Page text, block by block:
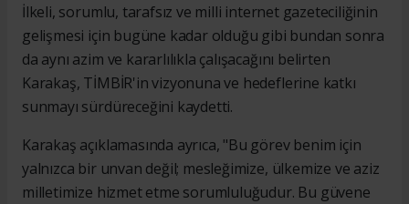
İlkeli, sorumlu, tarafsız ve milli internet gazeteciliğinin
gelişmesi için bugüne kadar olduğu gibi bundan sonra
da aynı azim ve kararlılıkla çalışacağını belirten
Karakaş, TİMBİR'in vizyonuna ve hedeflerine katkı
sunmayı sürdüreceğini kaydetti.
Karakaş açıklamasında ayrıca, "Bu görev benim için
yalnızca bir unvan değil; mesleğimize, ülkemize ve aziz
milletimize hizmet etme sorumluluğudur. Bu güvene